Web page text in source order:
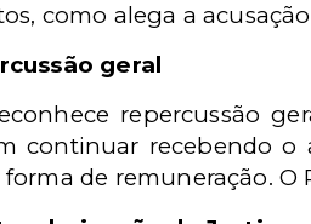
como alega a
geral
repercussão
continuar recebendo o
de remuneração. O